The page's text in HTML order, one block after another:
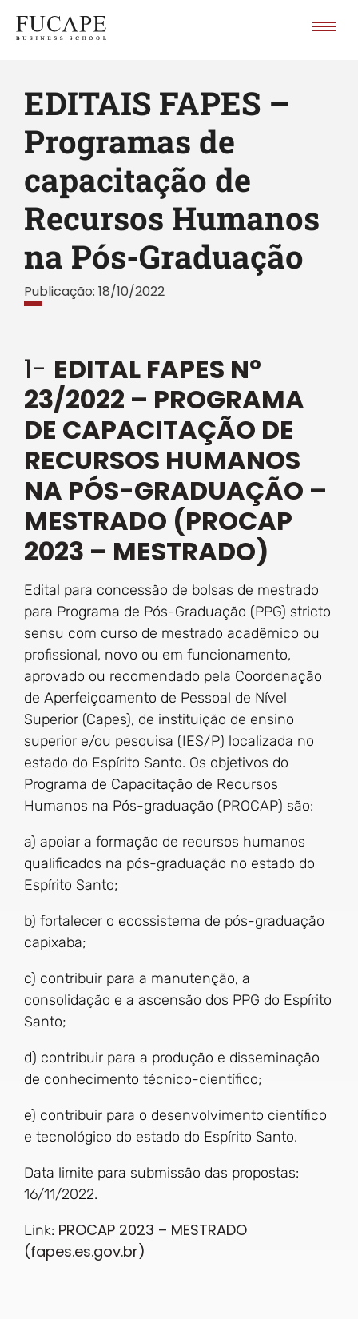
EDITAIS FAPES –
Programas de
capacitação de
Recursos Humanos
na Pós-Graduação
Publicação: 18/10/2022
1- EDITAL FAPES Nº
23/2022 – PROGRAMA
DE CAPACITAÇÃO DE
RECURSOS HUMANOS
NA PÓS-GRADUAÇÃO –
MESTRADO (PROCAP
2023 – MESTRADO)
Edital para concessão de bolsas de mestrado
para Programa de Pós-Graduação (PPG) stricto
sensu com curso de mestrado acadêmico ou
profissional, novo ou em funcionamento,
aprovado ou recomendado pela Coordenação
de Aperfeiçoamento de Pessoal de Nível
Superior (Capes), de instituição de ensino
superior e/ou pesquisa (IES/P) localizada no
estado do Espírito Santo. Os objetivos do
Programa de Capacitação de Recursos
Humanos na Pós-graduação (PROCAP) são:
a) apoiar a formação de recursos humanos
qualificados na pós-graduação no estado do
Espírito Santo;
b) fortalecer o ecossistema de pós-graduação
capixaba;
c) contribuir para a manutenção, a
consolidação e a ascensão dos PPG do Espírito
Santo;
d) contribuir para a produção e disseminação
de conhecimento técnico-científico;
e) contribuir para o desenvolvimento científico
e tecnológico do estado do Espírito Santo.
Data limite para submissão das propostas:
16/11/2022.
Link: PROCAP 2023 – MESTRADO
(fapes.es.gov.br)